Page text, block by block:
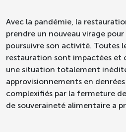
Avec la pandémie, la
prendre un nouveau virage
poursuivre son activité. Toutes
restauration sont impactées et
une situation totalement
approvisionnements en
complexifiés par la fermeture
de souveraineté alimentaire a